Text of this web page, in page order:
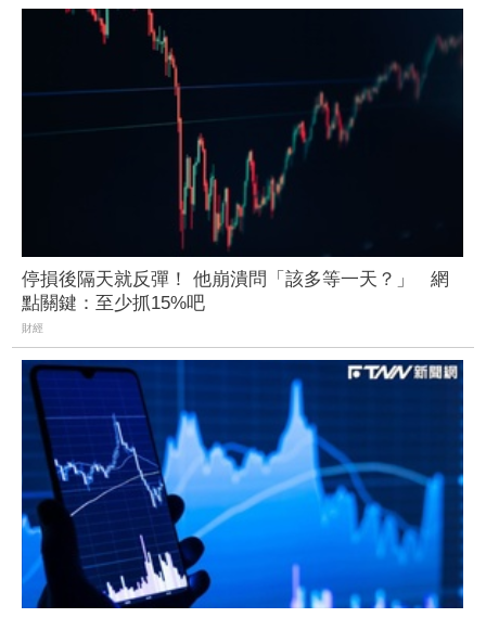
停損後隔天就反彈！ 他崩潰問「該多等一天？」 網
點關鍵：至少抓15%吧
財經